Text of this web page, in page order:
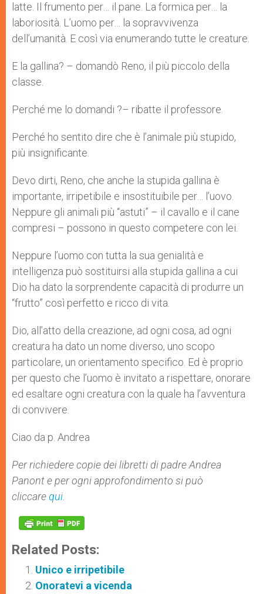
latte. Il frumento per… il pane. La formica per… la
laboriosità. L’uomo per… la sopravvivenza
dell’umanità. E così via enumerando tutte le creature.
E la gallina? – domandò Reno, il più piccolo della
classe.
Perché me lo domandi ?– ribatte il professore.
Perché ho sentito dire che è l’animale più stupido,
più insignificante.
Devo dirti, Reno, che anche la stupida gallina è
importante, irripetibile e insostituibile per… l’uovo.
Neppure gli animali più “astuti” – il cavallo e il cane
compresi – possono in questo competere con lei.
Neppure l’uomo con tutta la sua genialità e
intelligenza può sostituirsi alla stupida gallina a cui
Dio ha dato la sorprendente capacità di produrre un
“frutto” così perfetto e ricco di vita.
Dio, all’atto della creazione, ad ogni cosa, ad ogni
creatura ha dato un nome diverso, uno scopo
particolare, un orientamento specifico. Ed è proprio
per questo che l’uomo è invitato a rispettare, onorare
ed esaltare ogni creatura con la quale ha l’avventura
di convivere.
Ciao da p. Andrea
Per richiedere copie dei libretti di padre Andrea
Panont e per ogni approfondimento si può
cliccarequi
Related Posts:
Unico e irripetibile
Onoratevi a vicenda